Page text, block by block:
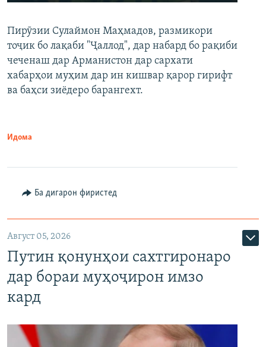
Auto 240p 360p 480p
720p 1080p
360p
480p
Пирӯзии Сулаймон Маҳмадов, размикори
тоҷик бо лақаби "Ҷаллод", дар набард бо рақиби
чеченаш дар Арманистон дар сархати
хабарҳои муҳим дар ин кишвар қарор гирифт
ва баҳси зиёдеро барангехт.
Идома
Ба дигарон фиристед
Август 05, 2026
Путин қонунҳои сахтгиронаро
дар бораи муҳоҷирон имзо
кард